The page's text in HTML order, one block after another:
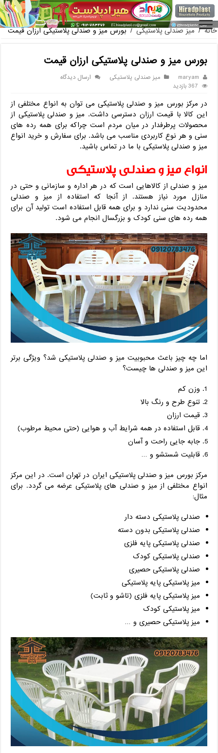
قیمت یخدان پلاستیکی 40 لیتری کلمن صندوقی
خانه / میز صندلی پلاستیکی / بورس میز و صندلی پلاستیکی ارزان قیمت
بورس میز و صندلی پلاستیکی ارزان قیمت
maryam میز صندلی پلاستیکی
ارسال دیدگاه
367 بازدید
در مرکز بورس میز و صندلی پلاستیکی می توان به انواع مختلفی از
این کالا با قیمت ارزان دسترسی داشت. میز و صندلی پلاستیکی از
محصولات پرطرفدار در میان مردم است چراکه برای همه رده های
سنی و هر نوع کاربردی مناسب می باشد. برای سفارش و خرید انواع
میز و صندلی پلاستیکی با ما در تماس باشید.
انواع میز و صندلی پلاستیکی
میز و صندلی از کالاهایی است که در هر اداره و سازمانی و حتی در
منازل مورد نیاز هستند. از آنجا که استفاده از میز و صندلی
محدودیت سنی ندارد و برای همه قابل استفاده است تولید آن برای
همه رده های سنی کودک و بزرگسال انجام می شود.
اما چه چیز باعث محبوبیت میز و صندلی پلاستیکی شد؟ ویژگی برتر
این میز و صندلی ها چیست؟
وزن کم
تنوع طرح و رنگ بالا
قیمت ارزان
قابل استفاده در همه شرایط آب و هوایی (حتی محیط مرطوب)
جابه جایی راحت و آسان
قابلیت شستشو و …
مرکز بورس میز و صندلی پلاستیکی ایران در تهران است. در این مرکز
انواع مختلفی از میز و صندلی های پلاستیکی عرضه می گردد. برای
مثال:
صندلی پلاستیکی دسته دار
صندلی پلاستیکی بدون دسته
صندلی پلاستیکی پایه فلزی
صندلی پلاستیکی کودک
صندلی پلاستیکی حصیری
میز پلاستیکی پایه پلاستیکی
میز پلاستیکی پایه فلزی (تاشو و ثابت)
میز پلاستیکی کودک
میز پلاستیکی حصیری و …